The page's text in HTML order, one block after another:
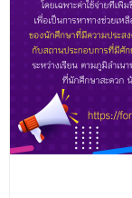
- ศูนย์ปัญญาประดิ
สหกิจศึกษา
- ข่าวประชาสัมพันธ์
- กิจกรรม